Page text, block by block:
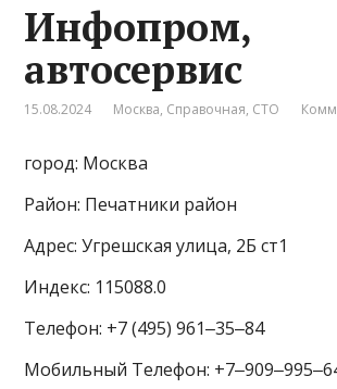
Инфопром,
автосервис
15.08.2024 Москва, Справочная, СТО
город: Москва
Район: Печатники район
Адрес: Угрешская улица, 2Б ст1
Индекс: 115088.0
Телефон: +7 (495) 961‒35‒84
Мобильный Телефон: